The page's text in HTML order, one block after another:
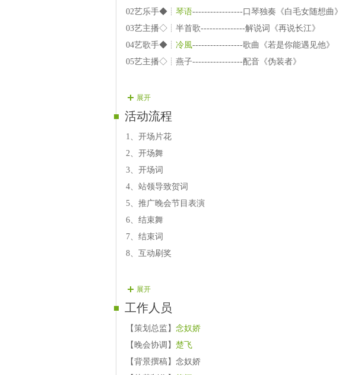
02艺乐手◆┊ 琴语-----------------口琴独奏《白毛女随想曲》
03艺主播◇┊半首歌---------------解说词《再说长江》
04艺歌手◆┊ 冷風-----------------歌曲《若是你能遇见他》
05艺主播◇┊燕子-----------------配音《伪装者》
第二环节：双麦互动零距离
06艺乐手◇┊
15艺歌手◇┊倾诉-----------------歌曲《梦醉荷塘》
结束舞：艺舞蹈◇┊
展开
活动流程
1、开场片花
2、开场舞
3、开场词
4、站领导致贺词
5、推广晚会节目表演
6、结束舞
7、结束词
8、互动刷奖
展开
工作人员
【策划总监】 念奴娇
【晚会协调】 楚飞
【背景撰稿】念奴娇